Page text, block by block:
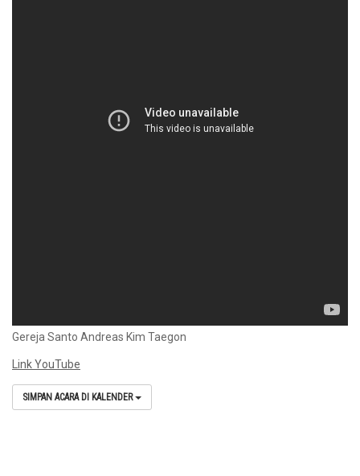
Gereja Santo Andreas Kim Taegon
Link YouTube
SIMPAN ACARA DI KALENDER